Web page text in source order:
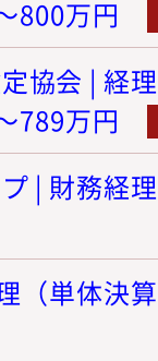
800万円
協会 | 経
789万円
| 財務経
（単体決